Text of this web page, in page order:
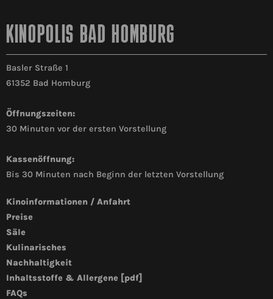
KINOPOLIS BAD HOMBURG
Basler Straße 1
61352 Bad Homburg
Öffnungszeiten:
30 Minuten vor der ersten Vorstellung
Kassenöffnung:
Bis 30 Minuten nach Beginn der letzten Vorstellung
Kinoinformationen / Anfahrt
Preise
Säle
Kulinarisches
Nachhaltigkeit
Inhaltsstoffe & Allergene [pdf]
FAQs